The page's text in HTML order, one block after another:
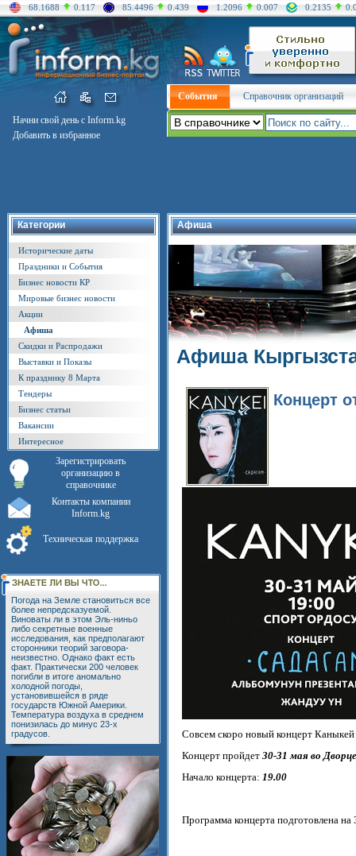
68.1688 0.117 85.4496 0.439 1.2096 0.007 0.2135
Начни свой день с Inform.kg
Добавить в избранное
События Справочник организаций
Категории
Исторические даты
Праздники и События
Бизнес новости КР
Мировые бизнес новости
Акции
Афиша
Скидки и Распродажи
Выставки и Показы
К празднику 8 Марта
Тендеры
Бизнес статьи
Вакансии
Интересное
Зарегистрировать
организацию в
справочнике
Контакты компании
Inform.kg
Техническая поддержка
Погода на Земле становиться все
более непредсказуемой.
Виноваты ли в этом Эль-ниньо
либо секретные военные
исследования, как предполагают
сторонники теорий заговора-
неизвестно. Однако факт есть
факт. Практически 200 человек
погибли в итоге аномально
холодной погоды,
установившейся в ряде
государств Южной Америки.
Температура воздуха в среднем
понизилась до минус 23-х
градусов.
Афиша
Афиша
Концерт
Cовсем скоро новый концерт
Концерт пройдет 30-31 мая во
Начало концерта: 19.00
Программа концерта подготовлена на